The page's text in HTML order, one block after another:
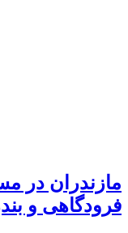
مازندران در
فرودگاهی و